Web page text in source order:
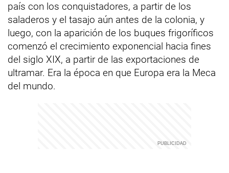
país con los conquistadores, a partir de los
saladeros y el tasajo aún antes de la colonia, y
luego, con la aparición de los buques frigoríficos
comenzó el crecimiento exponencial hacia fines
del siglo XIX, a partir de las exportaciones de
ultramar. Era la época en que Europa era la Meca
del mundo.